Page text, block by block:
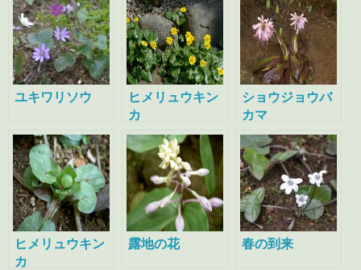
ユキワリソウ
ヒメリュウキン
カ
ショウジョウバ
カマ
ヒメリュウキン
カ
露地の花 春の到来